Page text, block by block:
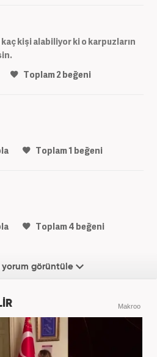
kişi alabiliyor ki o karpuzların
Toplam2 beğeni
Toplam1 beğeni
Toplam4 beğeni
yorum görüntüle
Makroo